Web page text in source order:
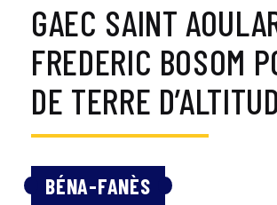
GAEC SAINT
FREDERIC BOSOM
DE TERRE
BÉNA-FANÈS